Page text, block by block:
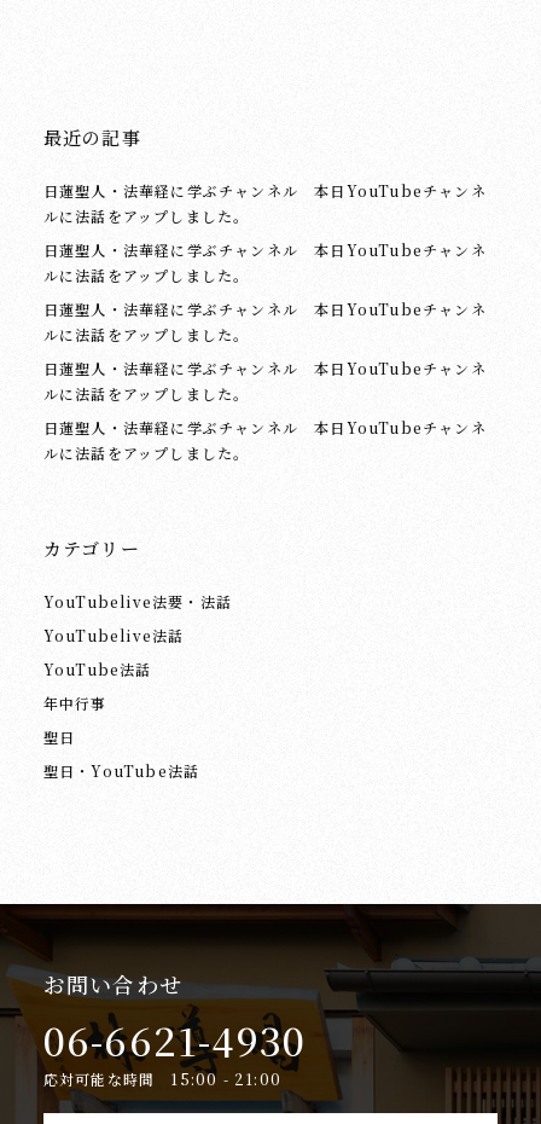
最近の記事
日蓮聖人・法華経に学ぶチャンネル 本日YouTubeチャンネ
ルに法話をアップしました。
日蓮聖人・法華経に学ぶチャンネル 本日YouTubeチャンネ
ルに法話をアップしました。
日蓮聖人・法華経に学ぶチャンネル 本日YouTubeチャンネ
ルに法話をアップしました。
日蓮聖人・法華経に学ぶチャンネル 本日YouTubeチャンネ
ルに法話をアップしました。
日蓮聖人・法華経に学ぶチャンネル 本日YouTubeチャンネ
ルに法話をアップしました。
カテゴリー
YouTubelive法要・法話
YouTubelive法話
YouTube法話
年中行事
聖日
聖日・YouTube法話
お問い合わせ
06-6621-4930
応対可能な時間 15:00 - 21:00